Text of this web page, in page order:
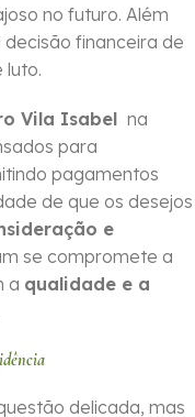
no futuro. Além
financeira de
luto.
Vila Isabel na
para
pagamentos
de que os desejos
e
se compromete a
a qualidade e a
delicada, mas